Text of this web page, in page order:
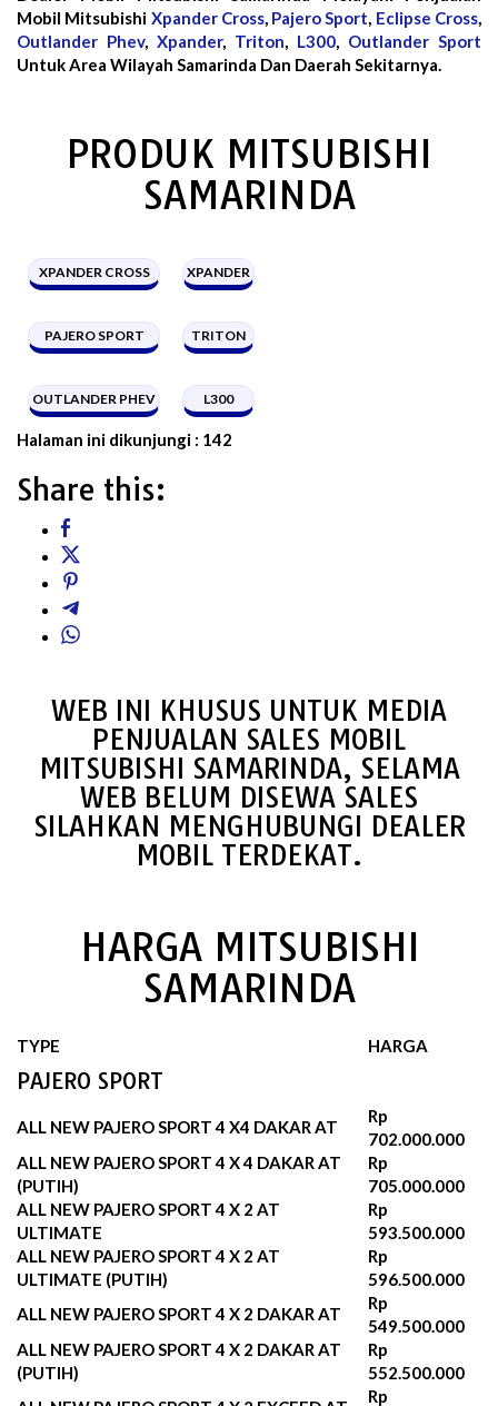
Mobil Mitsubishi Xpander Cross, Pajero Sport, Eclipse Cross,
Outlander Phev, Xpander, Triton, L300, Outlander Sport
Untuk Area Wilayah Samarinda Dan Daerah Sekitarnya.
PRODUK MITSUBISHI
SAMARINDA
XPANDER CROSS XPANDER
PAJERO SPORT TRITON
OUTLANDER PHEV L300
Halaman ini dikunjungi : 142
Share this:
WEB INI KHUSUS UNTUK MEDIA
PENJUALAN SALES MOBIL
MITSUBISHI SAMARINDA, SELAMA
WEB BELUM DISEWA SALES
SILAHKAN MENGHUBUNGI DEALER
MOBIL TERDEKAT.
HARGA MITSUBISHI
SAMARINDA
TYPE HARGA
PAJERO SPORT
ALL NEW PAJERO SPORT 4 X4 DAKAR AT
Rp
702.000.000
ALL NEW PAJERO SPORT 4 X 4 DAKAR AT
(PUTIH)
Rp
705.000.000
ALL NEW PAJERO SPORT 4 X 2 AT
ULTIMATE
Rp
593.500.000
ALL NEW PAJERO SPORT 4 X 2 AT
ULTIMATE (PUTIH)
Rp
596.500.000‬
ALL NEW PAJERO SPORT 4 X 2 DAKAR AT
Rp
549.500.000
ALL NEW PAJERO SPORT 4 X 2 DAKAR AT
(PUTIH)
Rp
552.500.000‬
Rp